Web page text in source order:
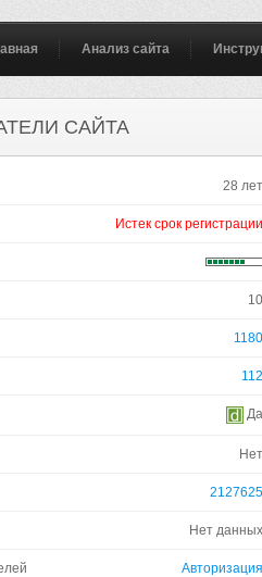
Анализ сайта
САЙТА
28 лет
Истек срок регистрации
10
1180
112
Да
Нет
2127625
Нет данных
Авторизация